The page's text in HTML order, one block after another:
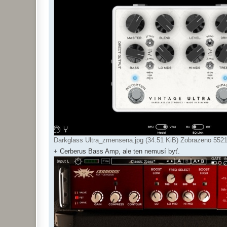
Darkglass Ultra_zmensena.jpg (34.51 KiB) Zobrazeno
+ Cerberus Bass Amp, ale ten nemusí byť.